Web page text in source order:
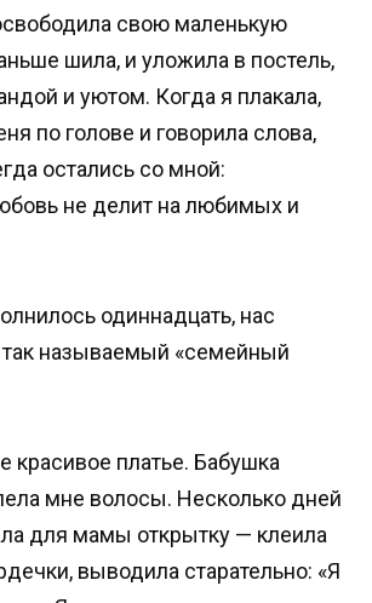
свою маленькую
шила, и уложила в постель,
и уютом. Когда я плакала,
по голове и говорила слова,
остались со мной:
не делит на любимых и
одиннадцать, нас
так называемый «семейный
красивое платье. Бабушка
мне волосы. Несколько дней
для мамы открытку — клеила
выводила старательно: «Я